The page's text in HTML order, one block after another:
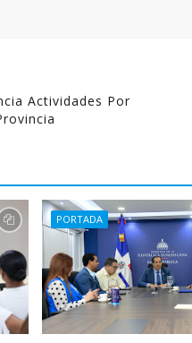
Actividades Por
PORTADA